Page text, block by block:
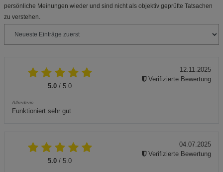
persönliche Meinungen wieder und sind nicht als objektiv geprüfte Tatsachen
zu verstehen.
5.0 / 5.0
Alfrederic
Funktioniert sehr gut
12.11.2025
Verifizierte Bewertung
5.0 / 5.0
04.07.2025
Verifizierte Bewertung